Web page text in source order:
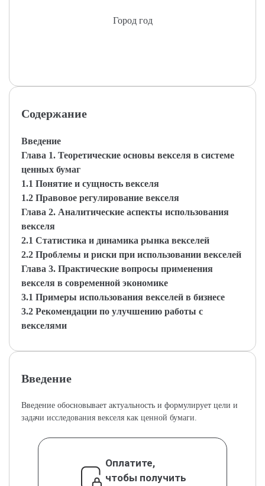
Город год
Содержание
Введение
Глава 1. Теоретические основы векселя в системе
ценных бумаг
1.1 Понятие и сущность векселя
1.2 Правовое регулирование векселя
Глава 2. Аналитические аспекты использования
векселя
2.1 Статистика и динамика рынка векселей
2.2 Проблемы и риски при использовании векселей
Глава 3. Практические вопросы применения
векселя в современной экономике
3.1 Примеры использования векселей в бизнесе
3.2 Рекомендации по улучшению работы с
векселями
Введение
Введение обосновывает актуальность и формулирует цели и
задачи исследования векселя как ценной бумаги.
Оплатите,
чтобы получить